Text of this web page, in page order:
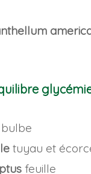
bulbe
tuyau et
feuille